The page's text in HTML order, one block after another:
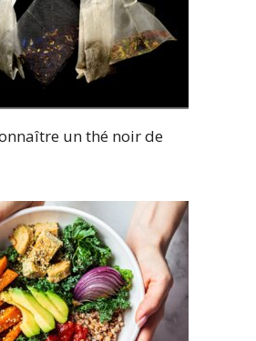
un thé noir de